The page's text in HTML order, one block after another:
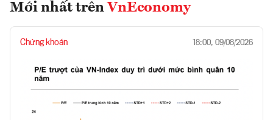
Mới nhất trên VnEconomy
Chứng khoán 18:00, 09/08/2026